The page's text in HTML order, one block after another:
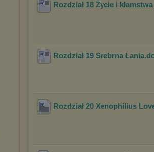
Rozdział 18 Życie i
Rozdział 19 Srebrna Łania
Rozdział 20 Xenophilius